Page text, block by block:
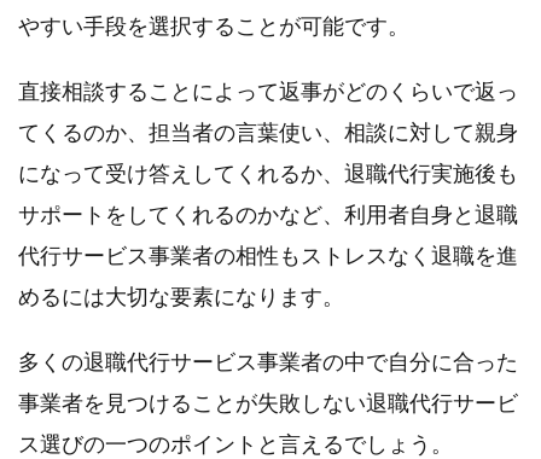
やすい手段を選択することが可能です。
直接相談することによって返事がどのくらいで返っ
てくるのか、担当者の言葉使い、相談に対して親身
になって受け答えしてくれるか、退職代行実施後も
サポートをしてくれるのかなど、利用者自身と退職
代行サービス事業者の相性もストレスなく退職を進
めるには大切な要素になります。
多くの退職代行サービス事業者の中で自分に合った
事業者を見つけることが失敗しない退職代行サービ
ス選びの一つのポイントと言えるでしょう。